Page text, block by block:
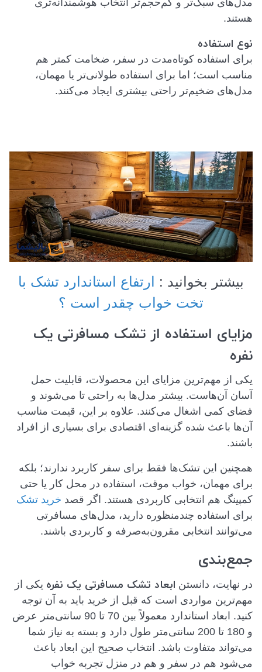
مدل‌های سبک‌تر و کم‌حجم‌تر انتخاب هوشمندانه‌تری
هستند.
نوع استفاده
برای استفاده کوتاه‌مدت در سفر، ضخامت کمتر هم
مناسب است؛ اما برای استفاده طولانی‌تر یا مهمان،
مدل‌های ضخیم‌تر راحتی بیشتری ایجاد می‌کنند.
بیشتر بخوانید :
ارتفاع استاندارد تشک با
تخت خواب چقدر است ؟
مزایای استفاده از تشک مسافرتی یک
نفره
یکی از مهم‌ترین مزایای این محصولات، قابلیت حمل
آسان آن‌هاست. بیشتر مدل‌ها به راحتی تا می‌شوند و
فضای کمی اشغال می‌کنند. علاوه بر این، قیمت مناسب
آن‌ها باعث شده گزینه‌ای اقتصادی برای بسیاری از افراد
باشند.
همچنین این تشک‌ها فقط برای سفر کاربرد ندارند؛ بلکه
برای مهمان، خواب موقت، استفاده در محل کار یا حتی
کمپینگ هم انتخابی کاربردی هستند. اگر قصد خرید تشک
برای استفاده چندمنظوره دارید، مدل‌های مسافرتی
می‌توانند انتخابی مقرون‌به‌صرفه و کاربردی باشند.
جمع‌بندی
در نهایت، دانستن ابعاد تشک مسافرتی یک نفره یکی از
مهم‌ترین مواردی است که قبل از خرید باید به آن توجه
کنید. ابعاد استاندارد معمولاً بین 70 تا 90 سانتی‌متر عرض
و 180 تا 200 سانتی‌متر طول دارد و بسته به نیاز شما
می‌تواند متفاوت باشد. انتخاب صحیح این ابعاد باعث
می‌شود هم در سفر و هم در منزل تجربه خواب